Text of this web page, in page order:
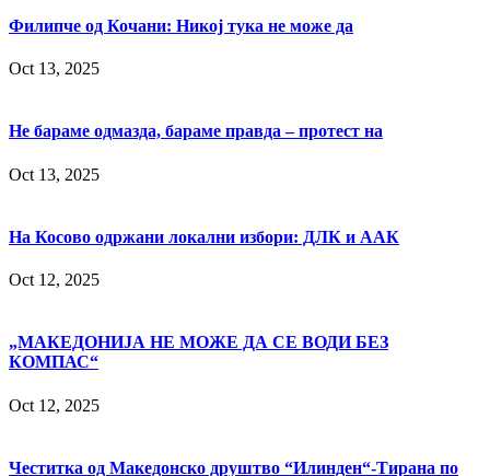
Филипче од Кочани: Никој тука не може да
Oct 13, 2025
Не бараме одмазда, бараме правда – протест на
Oct 13, 2025
На Косово одржани локални избори: ДЛК и ААК
Oct 12, 2025
„МАКЕДОНИЈА НЕ МОЖЕ ДА СЕ ВОДИ БЕЗ
КОМПАС“
Oct 12, 2025
Честитка од Македонско друштво “Илинден“-Тирана по